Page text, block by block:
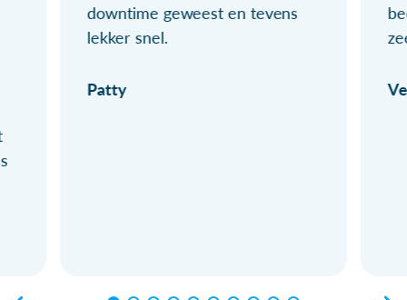
downtime geweest en tevens
lekker snel.
Patty